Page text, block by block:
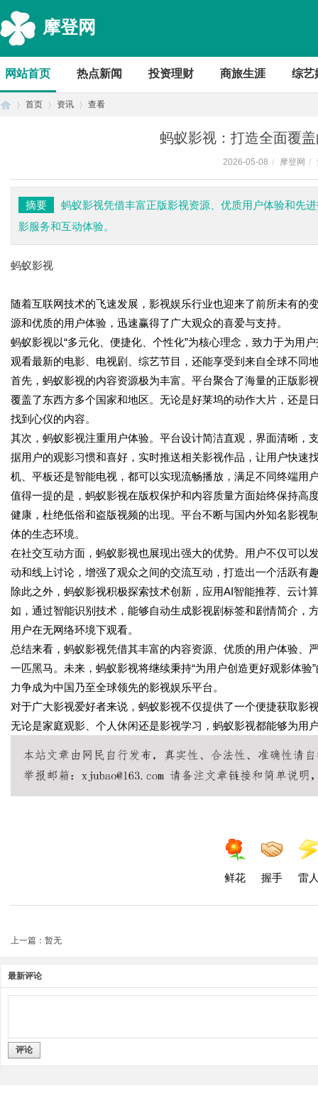
摩登网
网站首页 热点新闻 投资理财 商旅生涯 综艺
首页 资讯 查看
蚂蚁影视：打造全面覆
2026-05-08 / 摩登网 /
摘要
蚂蚁影视凭借丰富正版影视资源、优质用户体验和先
影服务和互动体验。
蚂蚁影视
随着互联网技术的飞速发展，影视娱乐行业也迎来了前所未有的
源和优质的用户体验，迅速赢得了广大观众的喜爱与支持。
蚂蚁影视以“多元化、便捷化、个性化”为核心理念，致力于为用
观看最新的电影、电视剧、综艺节目，还能享受到来自全球不同
首先，蚂蚁影视的内容资源极为丰富。平台聚合了海量的正版影
覆盖了东西方多个国家和地区。无论是好莱坞的动作大片，还是
找到心仪的内容。
其次，蚂蚁影视注重用户体验。平台设计简洁直观，界面清晰，
据用户的观影习惯和喜好，实时推送相关影视作品，让用户快速
机、平板还是智能电视，都可以实现流畅播放，满足不同终端用
值得一提的是，蚂蚁影视在版权保护和内容质量方面始终保持高
健康，杜绝低俗和盗版视频的出现。平台不断与国内外知名影视
体的生态环境。
在社交互动方面，蚂蚁影视也展现出强大的优势。用户不仅可以
动和线上讨论，增强了观众之间的交流互动，打造出一个活跃有
除此之外，蚂蚁影视积极探索技术创新，应用AI智能推荐、云计
如，通过智能识别技术，能够自动生成影视剧标签和剧情简介，
用户在无网络环境下观看。
总结来看，蚂蚁影视凭借其丰富的内容资源、优质的用户体验
一匹黑马。未来，蚂蚁影视将继续秉持“为用户创造更好观影体
力争成为中国乃至全球领先的影视娱乐平台。
对于广大影视爱好者来说，蚂蚁影视不仅提供了一个便捷获取
无论是家庭观影、个人休闲还是影视学习，蚂蚁影视都能够为用
鲜花 握手 雷
上一篇：暂无
最新评论
评论